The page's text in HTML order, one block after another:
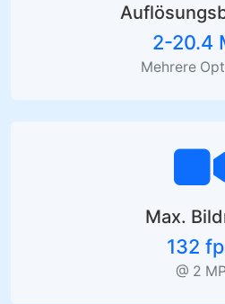
2-20.4
Mehrere
Max.
132
@ 2 MP